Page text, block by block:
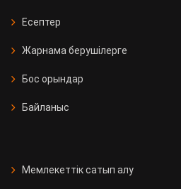
Есептер
Жарнама берушілерге
Бос орындар
Байланыс
Мемлекеттік сатып алу